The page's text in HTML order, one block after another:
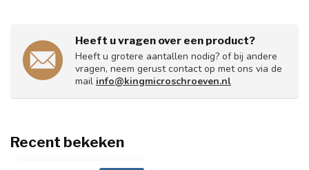
Heeft u vragen over een product?
Heeft u grotere aantallen nodig? of bij andere
vragen, neem gerust contact op met ons via de
mail info@kingmicroschroeven.nl
Recent bekeken